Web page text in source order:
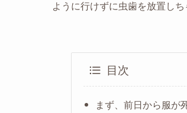
ように行けずに虫歯を放置し
目次
まず、前日から服が